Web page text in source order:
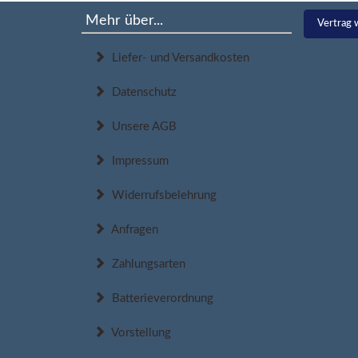
Mehr über...
Liefer- und Versandkosten
Datenschutz
Unsere AGB
Impressum
Widerrufsbelehrung
Anfragen
Zahlungsarten
Batterieverordnung
Vorstellung
Vertrag